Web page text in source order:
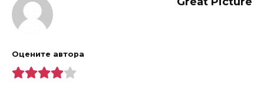
Оцените автора